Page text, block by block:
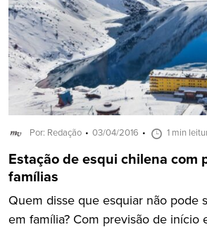
Por: Redação 03/04/2016 1 min
Estação de esqui chilena com
famílias
Quem disse que esquiar não pode
em família? Com previsão de início